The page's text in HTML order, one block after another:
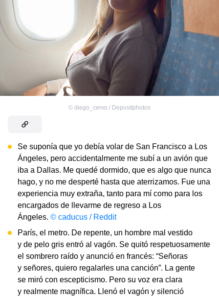
© diego_cervo / Depositphotos
Se suponía que yo debía volar de San Francisco a Los
Ángeles, pero accidentalmente me subí a un avión que
iba a Dallas. Me quedé dormido, que es algo que nunca
hago, y no me desperté hasta que aterrizamos. Fue una
experiencia muy extraña, tanto para mí como para los
encargados de llevarme de regreso a Los
Ángeles. © caducus / Reddit
París, el metro. De repente, un hombre mal vestido
y de pelo gris entró al vagón. Se quitó respetuosamente
el sombrero raído y anunció en francés: “Señoras
y señores, quiero regalarles una canción”. La gente
se miró con escepticismo. Pero su voz era clara
y realmente magnífica. Llenó el vagón y silenció